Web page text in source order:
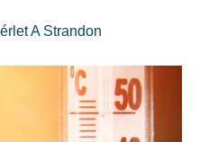
A Strandon